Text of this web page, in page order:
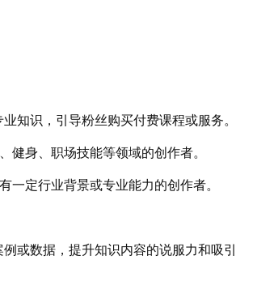
知识，引导粉丝购买付费课程或服务。
健身、职场技能等领域的创作者。
一定行业背景或专业能力的创作者。
例或数据，提升知识内容的说服力和吸引